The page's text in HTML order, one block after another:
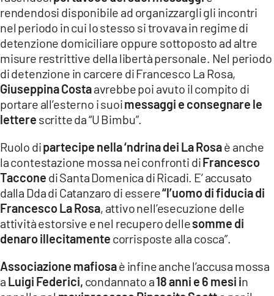
rendendosi disponibile ad organizzargli gli incontri
nel periodo in cui lo stesso si trovava in regime di
detenzione domiciliare oppure sottoposto ad altre
misure restrittive della libertà personale. Nel periodo
di detenzione in carcere di Francesco La Rosa,
Giuseppina Costaavrebbe poi avuto il compito di
portare all’esterno i suoimessaggi e consegnare le
lettere scritte da “U Bimbu”.
Ruolo dipartecipe nella ‘ndrina dei La Rosaè anche
la contestazione mossa nei confronti diFrancesco
Taccone di Santa Domenica di Ricadi. E’ accusato
dalla Dda di Catanzaro di essere“l’uomo di fiducia di
Francesco La Rosa, attivo nell’esecuzione delle
attività estorsive e nel recupero dellesomme di
denaro illecitamente corrisposte alla cosca”.
Associazione mafiosaè infine anche l’accusa mossa
a Luigi Federici, condannato a18 anni e 6 mesi in